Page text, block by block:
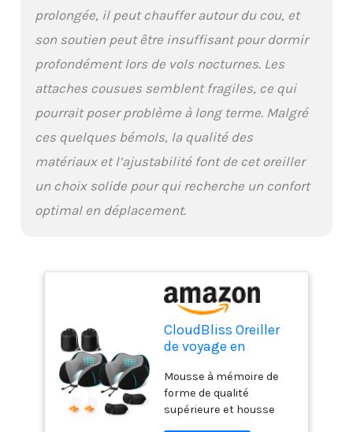
équipé d'un masque pour
les yeux, de bouchons
d'oreilles, d'un étui pour
bouchons d'oreilles pour
répondre à vos besoins
de repos lors de vos
déplacements ; conçu
avec des poches
latérales de rangement,
lors de vos
déplacements lors de
voyage est de 27,9 x 25,4
x 13,2 cm avec un sac de
voyage portable. Avec
coussin de nuque peut
être attaché à vos
bagages sans prendre
de place
supplémentaire, ce qui
le rend plus pratique à
prolongée, il peut chauffer autour du cou, et
son soutien peut être insuffisant pour dormir
profondément lors de vols nocturnes. Les
attaches cousues semblent fragiles, ce qui
pourrait poser problème à long terme. Malgré
ces quelques bémols, la qualité des
matériaux et l’ajustabilité font de cet oreiller
un choix solide pour qui recherche un confort
optimal en déplacement.
CloudBliss Oreiller
de voyage en
de forme de qualité
supérieure,
confortable et
Mousse à mémoire de
forme de qualité
supérieure et housse